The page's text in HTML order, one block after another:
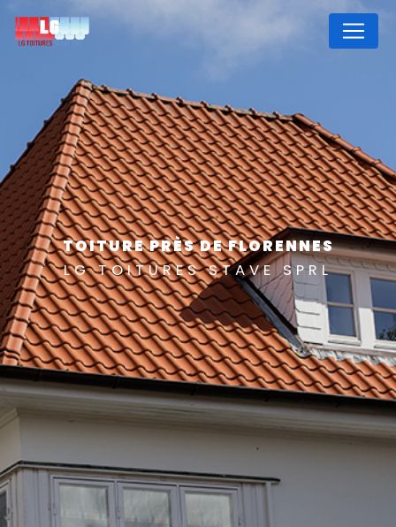
TOITURE PRÈS DE FLORENNES
LG TOITURES STAVE SPRL
Panneau de gestion des cookies